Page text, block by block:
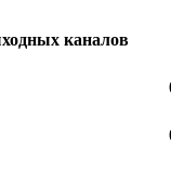
каналов